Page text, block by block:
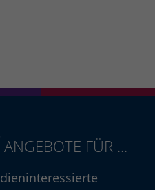
ANGEBOTE FÜR ...